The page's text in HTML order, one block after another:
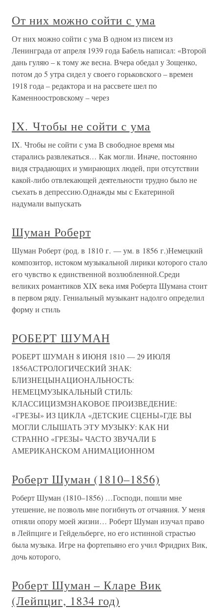
От них можно сойти с ума
От них можно сойти с ума В одном из писем из
Ленинграда от апреля 1939 года Бабель написал: «Второй
дань гуляю – к тому же весна. Вчера обедал у Зощенко,
потом до 5 утра сидел у своего горьковского – времен
1918 года – редактора и на рассвете шел по
Каменноостровскому – через
IX. Чтобы не сойти с ума
IX. Чтобы не сойти с ума В свободное время мы
старались развлекаться… Как могли. Иначе, постоянно
видя страдающих и умирающих людей, при отсутствии
какой-либо отвлекающей деятельности трудно было не
съехать в депрессию.Однажды мы с Екатериной
надумали выпускать
Шуман Роберт
Шуман Роберт (род. в 1810 г. — ум. в 1856 г.)Немецкий
композитор, истоком музыкальной лирики которого стало
его чувство к единственной возлюбленной.Среди
великих романтиков XIX века имя Роберта Шумана стоит
в первом ряду. Гениальный музыкант надолго определил
форму и стиль
РОБЕРТ ШУМАН
РОБЕРТ ШУМАН 8 ИЮНЯ 1810 — 29 ИЮЛЯ
1856АСТРОЛОГИЧЕСКИЙ ЗНАК:
БЛИЗНЕЦЫНАЦИОНАЛЬНОСТЬ:
НЕМЕЦМУЗЫКАЛЬНЫЙ СТИЛЬ:
КЛАССИЦИЗМЗНАКОВОЕ ПРОИЗВЕДЕНИЕ:
«ГРЕЗЫ» ИЗ ЦИКЛА «ДЕТСКИЕ СЦЕНЫ»ГДЕ ВЫ
МОГЛИ СЛЫШАТЬ ЭТУ МУЗЫКУ: КАК НИ
СТРАННО «ГРЕЗЫ» ЧАСТО ЗВУЧАЛИ Б
АМЕРИКАНСКОМ АНИМАЦИОННОМ
Роберт Шуман (1810–1856)
Роберт Шуман (1810–1856) …Господи, пошли мне
утешение, не позволь мне погибнуть от отчаяния. У меня
отняли опору моей жизни… Роберт Шуман изучал право
в Лейпциге и Гейдельберге, но его истинной страстью
была музыка. Игре на фортепьяно его учил Фридрих Вик,
дочь которого,
Роберт Шуман – Кларе Вик
(Лейпциг, 1834 год)